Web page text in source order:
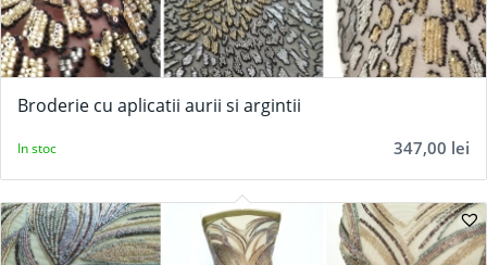
Broderie cu aplicatii aurii si argintii
347,00 lei
In stoc